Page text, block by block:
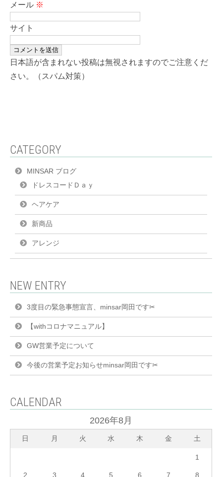
メール ※
サイト
日本語が含まれない投稿は無視されますのでご注意くだ
さい。（スパム対策）
CATEGORY
MINSAR ブログ
ドレスコードＤａｙ
ヘアケア
新商品
アレンジ
NEW ENTRY
3度目の緊急事態宣言、minsar岡田です✂︎
【withコロナマニュアル】
GW営業予定について
今後の営業予定お知らせminsar岡田です✂︎
CALENDAR
2026年8月
日 月 火 水 木 金 土
1
2 3 4 5 6 7 8